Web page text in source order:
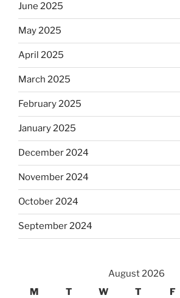
June 2025
May 2025
April 2025
March 2025
February 2025
January 2025
December 2024
November 2024
October 2024
September 2024
August 2026
M
T W T F